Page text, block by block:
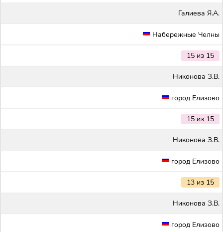
Галиева Я.А.
Набережные Челны
15 из 15
Никонова З.В.
город Елизово
15 из 15
Никонова З.В.
город Елизово
13 из 15
Никонова З.В.
город Елизово